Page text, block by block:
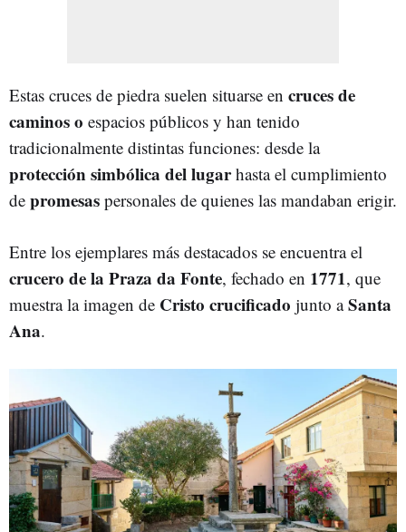
Estas cruces de piedra suelen situarse en cruces de
caminos o espacios públicos y han tenido
tradicionalmente distintas funciones: desde la
protección simbólica del lugarhasta el cumplimiento
de promesas personales de quienes las mandaban erigir.
Entre los ejemplares más destacados se encuentra el
crucero de la Praza da Fonte, fechado en 1771, que
muestra la imagen de Cristo crucificado junto aSanta
Ana.